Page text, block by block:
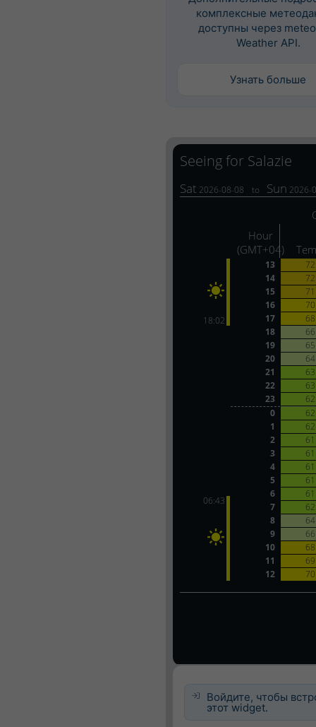
комплексные
доступны через
Weather API.
Узнать больше
Войдите, чтобы
этот widget.